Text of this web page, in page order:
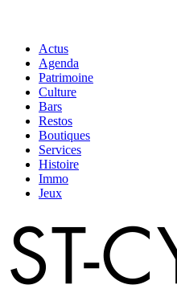
Actus
Agenda
Patrimoine
Culture
Bars
Restos
Boutiques
Services
Histoire
Immo
Jeux